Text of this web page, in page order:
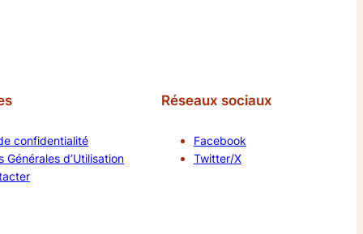
confidentialité
Générales d’Utilisation
Réseaux sociaux
Facebook
Twitter/X